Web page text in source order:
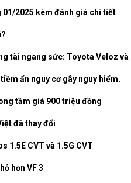
01/2025 kèm đánh giá chi tiết
tài ngang sức: Toyota Veloz và
ẩn nguy cơ gây nguy hiểm.
tầm giá 900 triệu đồng
đã thay đổi
1.5E CVT và 1.5G CVT
hơn VF 3